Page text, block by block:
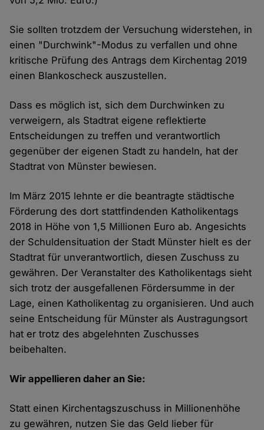
Sie sollten trotzdem der Versuchung widerstehen, in
einen "Durchwink"-Modus zu verfallen und ohne
kritische Prüfung des Antrags dem Kirchentag 2019
einen Blankoscheck auszustellen.
Dass es möglich ist, sich dem Durchwinken zu
verweigern, als Stadtrat eigene reflektierte
Entscheidungen zu treffen und verantwortlich
gegenüber der eigenen Stadt zu handeln, hat der
Stadtrat von Münster bewiesen.
Im März 2015 lehnte er die beantragte städtische
Förderung des dort stattfindenden Katholikentags
2018 in Höhe von 1,5 Millionen Euro ab. Angesichts
der Schuldensituation der Stadt Münster hielt es der
Stadtrat für unverantwortlich, diesen Zuschuss zu
gewähren. Der Veranstalter des Katholikentags sieht
sich trotz der ausgefallenen Fördersumme in der
Lage, einen Katholikentag zu organisieren. Und auch
seine Entscheidung für Münster als Austragungsort
hat er trotz des abgelehnten Zuschusses
beibehalten.
Wir appellieren daher an Sie:
Statt einen Kirchentagszuschuss in Millionenhöhe
zu gewähren, nutzen Sie das Geld lieber für
Cookies